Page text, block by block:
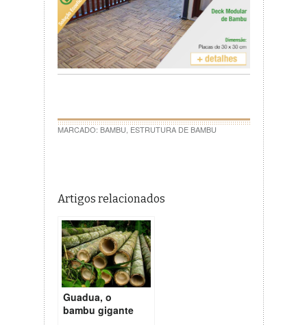
MARCADO: BAMBU ESTRUTURA DE BAMBU
Artigos relacionados
Guadua, o
bambu gigante